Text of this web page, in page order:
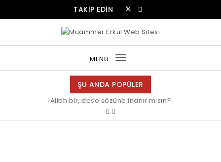
TAKİP EDİN
MENU
Toggle
navigation
ŞU ANDA POPÜLER
Allah bir, dese sözüne inanır mısın?